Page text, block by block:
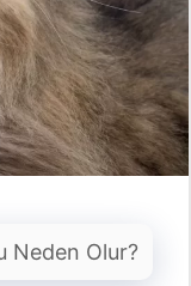
Neden Olur?